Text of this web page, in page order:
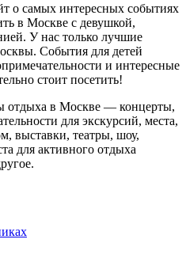
о самых интересных событиях
в Москве с девушкой,
У нас только лучшие
События для детей
и интересные
стоит посетить!
отдыха в Москве — концерты,
для экскурсий, места,
выставки, театры, шоу,
для активного отдыха